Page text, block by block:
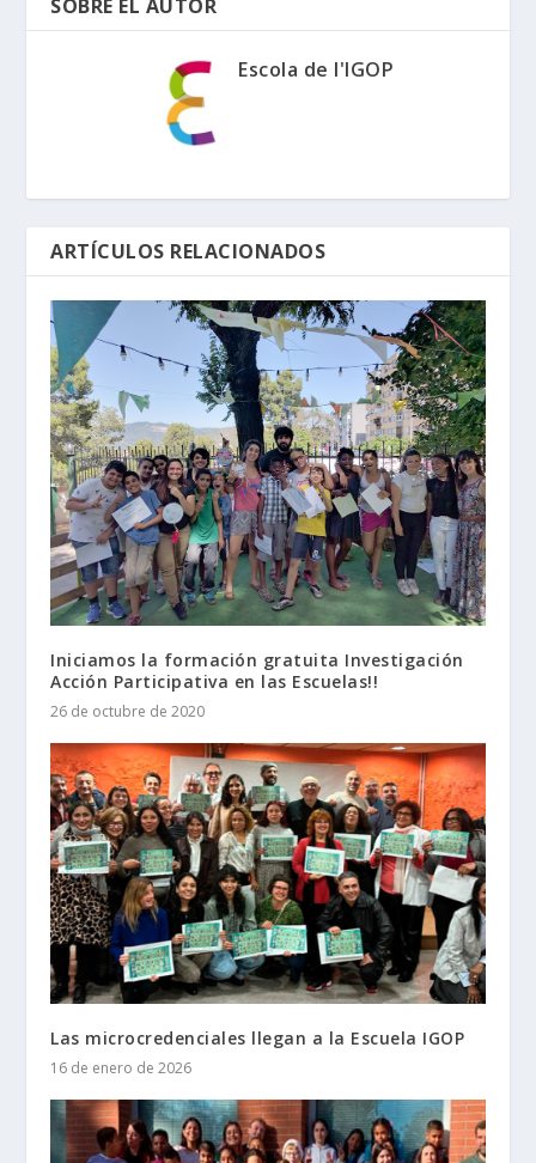
SOBRE EL AUTOR
Escola de l'IGOP
ARTÍCULOS RELACIONADOS
Iniciamos la formación gratuita Investigación
Acción Participativa en las Escuelas!!
26 de octubre de 2020
Las microcredenciales llegan a la Escuela IGOP
16 de enero de 2026